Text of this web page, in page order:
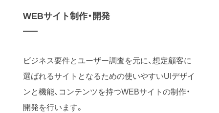
WEBサイト制作・開発
ビジネス要件とユーザー調査を元に、想定顧客に
選ばれるサイトとなるための使いやすいUIデザイ
ンと機能、コンテンツを持つWEBサイトの制作・
開発を行います。